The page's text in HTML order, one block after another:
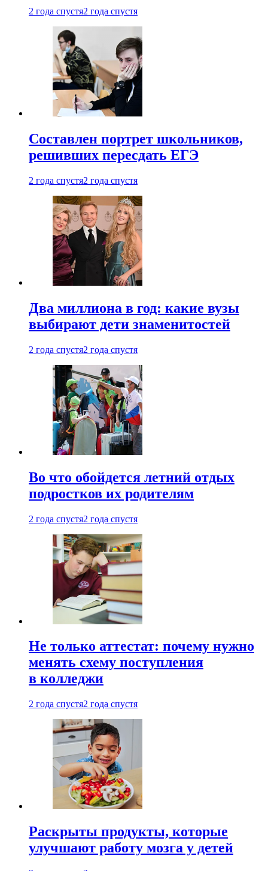
2 года спустя2 года спустя
Составлен портрет школьников,
решивших пересдать ЕГЭ
2 года спустя2 года спустя
Два миллиона в год: какие вузы
выбирают дети знаменитостей
2 года спустя2 года спустя
Во что обойдется летний отдых
подростков их родителям
2 года спустя2 года спустя
Не только аттестат: почему нужно
менять схему поступления
в колледжи
2 года спустя2 года спустя
Раскрыты продукты, которые
улучшают работу мозга у детей